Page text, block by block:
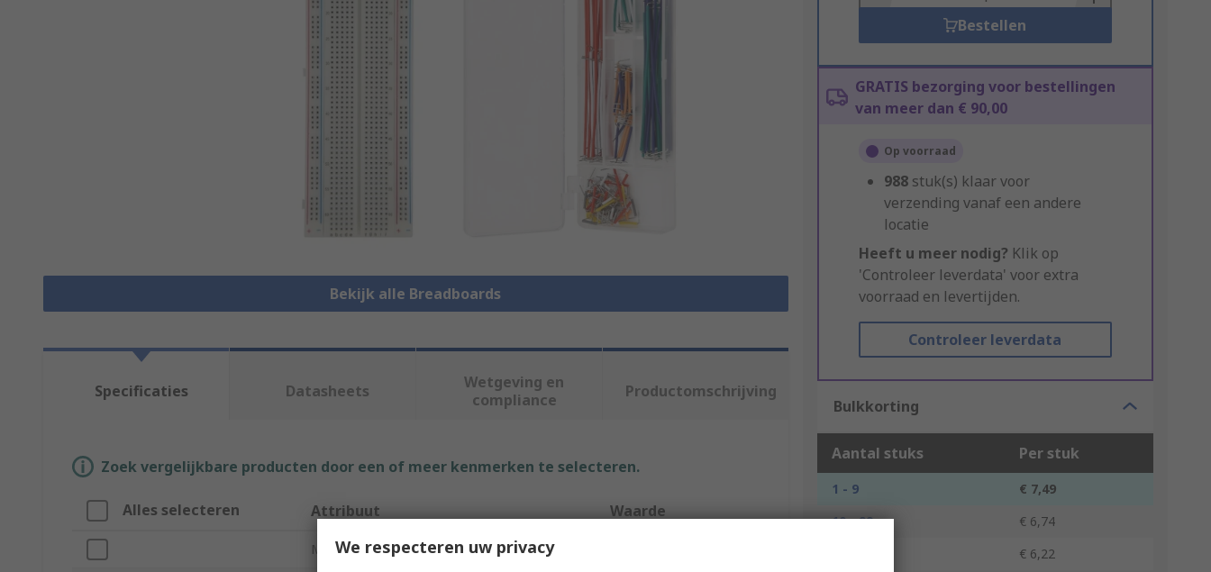
Bekijk alle Breadboards
Bestellen
GRATIS bezorging voor bestellingen
van meer dan € 90,00
Op voorraad
988 stuk(s) klaar voor
verzending vanaf een andere
locatie
Heeft u meer nodig? Klik op
'Controleer leverdata' voor extra
voorraad en levertijden.
Controleer leverdata
Bulkkorting
Aantal stuks Per stuk
1 - 9
€ 7,49
10 - 99
€ 6,74
€ 6,22
Specificaties Datasheets
Wetgeving en
compliance
Productomschrijving
Zoek vergelijkbare producten door een of meer kenmerken te selecteren.
Alles selecteren Attribuut Waarde
MerkWe respecteren uw privacy